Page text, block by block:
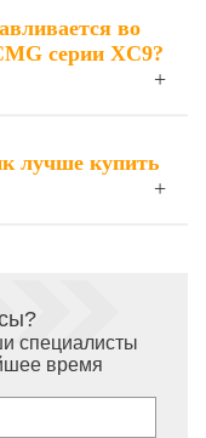
во
фронтальных погрузчиках XCMG серии XC9?
лучше купить
специалисты
время